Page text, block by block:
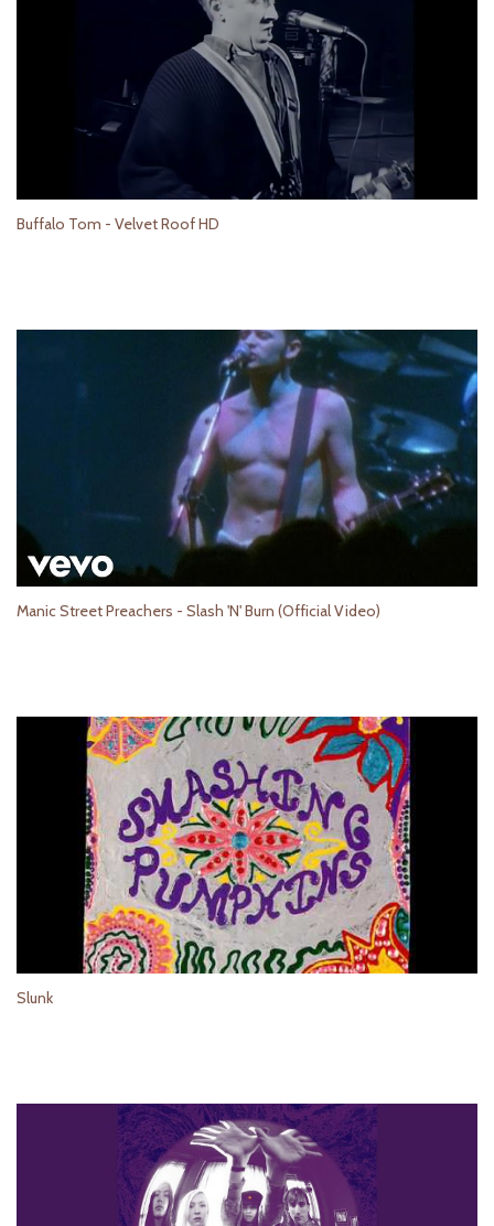
Buffalo Tom - Velvet Roof HD
Manic Street Preachers - Slash 'N' Burn (Official Video)
Slunk